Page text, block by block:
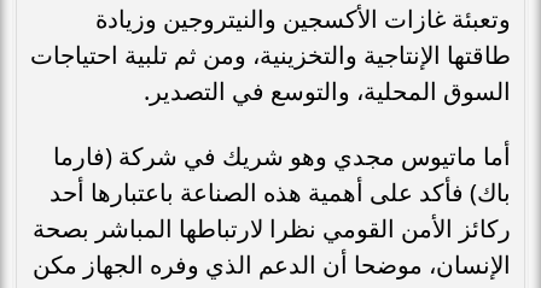
وتعبئة غازات الأكسجين والنيتروجين وزيادة
طاقتها الإنتاجية والتخزينية، ومن ثم تلبية احتياجات
السوق المحلية، والتوسع في التصدير.
أما ماتيوس مجدي وهو شريك في شركة (فارما
باك) فأكد على أهمية هذه الصناعة باعتبارها أحد
ركائز الأمن القومي نظرا لارتباطها المباشر بصحة
الإنسان، موضحا أن الدعم الذي وفره الجهاز مكن